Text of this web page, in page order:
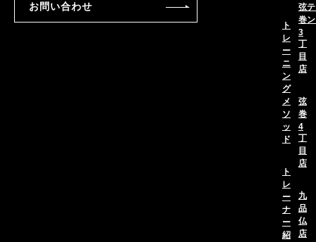
お問い合わせ
ト
レ
ー
ニ
ン
グ
メ
ソ
ッ
ド
ト
レ
ー
ナ
ー
紹
弦
巻
3
丁
目
店
弦
巻
4
丁
目
店
九
品
仏
店